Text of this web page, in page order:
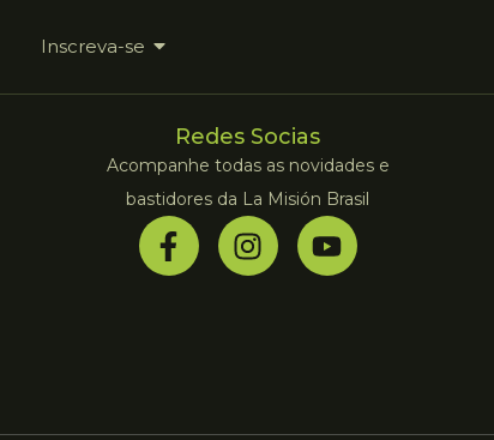
Inscreva-se
Redes Socias
Acompanhe todas as novidades e
bastidores da La Misión Brasil